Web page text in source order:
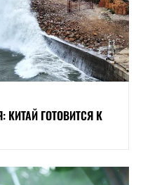
КИТАЙ ГОТОВИТСЯ К